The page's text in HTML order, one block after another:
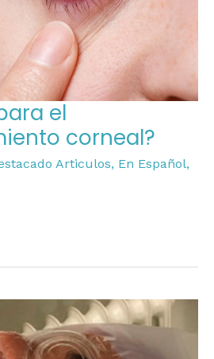
el
corneal?
Articulos, En Español,